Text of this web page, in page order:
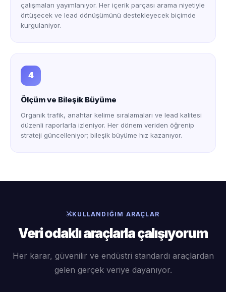
çalışmaları yayımlanıyor. Her içerik parçası arama niyetiyle
örtüşecek ve lead dönüşümünü destekleyecek biçimde
kurgulaniyor.
4
Ölçüm ve Bileşik Büyüme
Organik trafik, anahtar kelime sıralamaları ve lead kalitesi
düzenli raporlarla izleniyor. Her dönem veriden öğrenip
strateji güncelleniyor; bileşik büyüme hız kazanıyor.
KULLANDIĞIM ARAÇLAR
Veri odaklı araçlarla çalışıyorum
Her karar, güvenilir ve endüstri standardı araçlardan
gelen gerçek veriye dayanıyor.